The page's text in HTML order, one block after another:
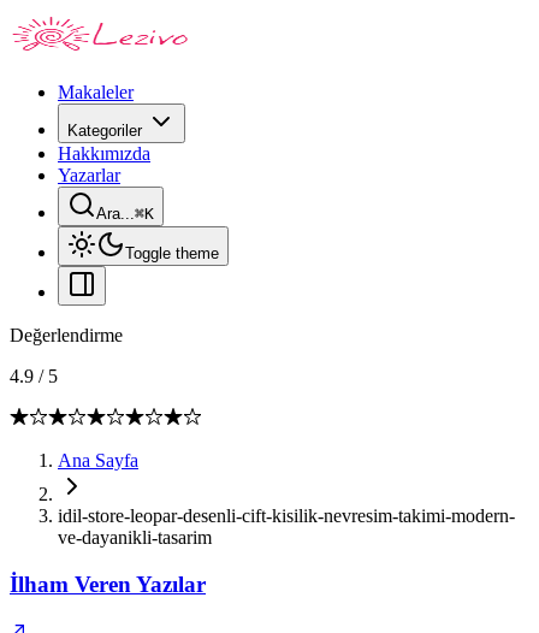
Makaleler
Kategoriler
Hakkımızda
Yazarlar
Ara...⌘K
Toggle theme
Değerlendirme
4.9 / 5
Ana Sayfa
idil-store-leopar-desenli-cift-kisilik-nevresim-takimi-modern-
ve-dayanikli-tasarim
İlham Veren Yazılar